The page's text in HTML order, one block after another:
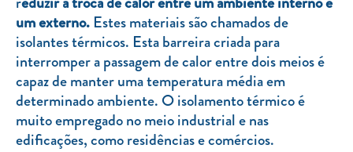
ROTULAGEM
JUNTE-SE A NÓS
TARIFA SOCIAL
APP MOBILE
CONTADORES ELÉTRICOS
um externo. Estes materiais são chamados de
isolantes térmicos. Esta barreira criada para
interromper a passagem de calor entre dois meios é
capaz de manter uma temperatura média em
determinado ambiente. O isolamento térmico é
muito empregado no meio industrial e nas
edificações, como residências e comércios.